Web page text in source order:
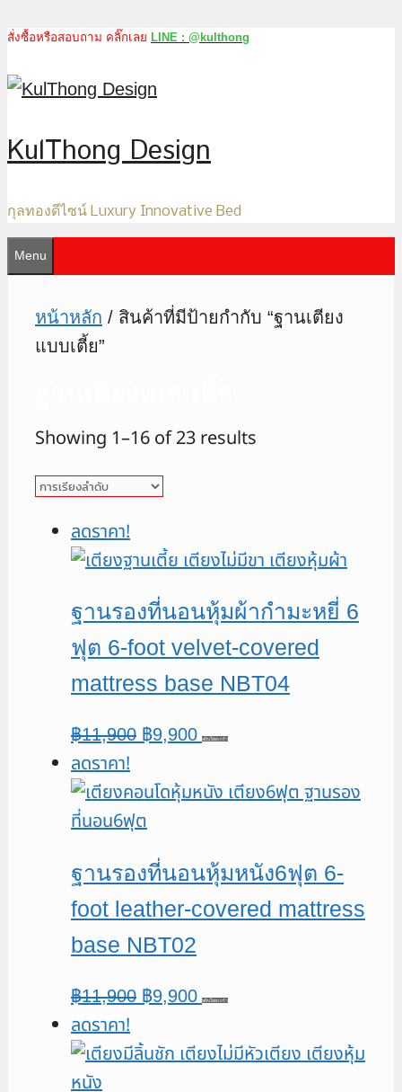
Skip
to
content
สั่งซื้อหรือสอบถาม คลิ๊กเลย LINE : @kulthong
KulThong Design
กุลทองดีไซน์ Luxury Innovative Bed
Menu
หน้าหลัก / สินค้าที่มีป้ายกำกับ “ฐานเตียง
แบบเตี้ย”
Showing 1–16 of 23 results
ลดราคา!
ฐานรองที่นอนหุ้มผ้ากำมะหยี่ 6
ฟุต 6-foot velvet-covered
mattress base NBT04
฿11,900 Original
was:
฿11,900.
฿9,900Current
is:
หยิบใส่ตะกร้า
ลดราคา!
ฐานรองที่นอนหุ้มหนัง6ฟุต 6-
foot leather-covered mattress
base NBT02
฿11,900 Original
was:
฿9,900Current
is:
หยิบใส่ตะกร้า
ลดราคา!